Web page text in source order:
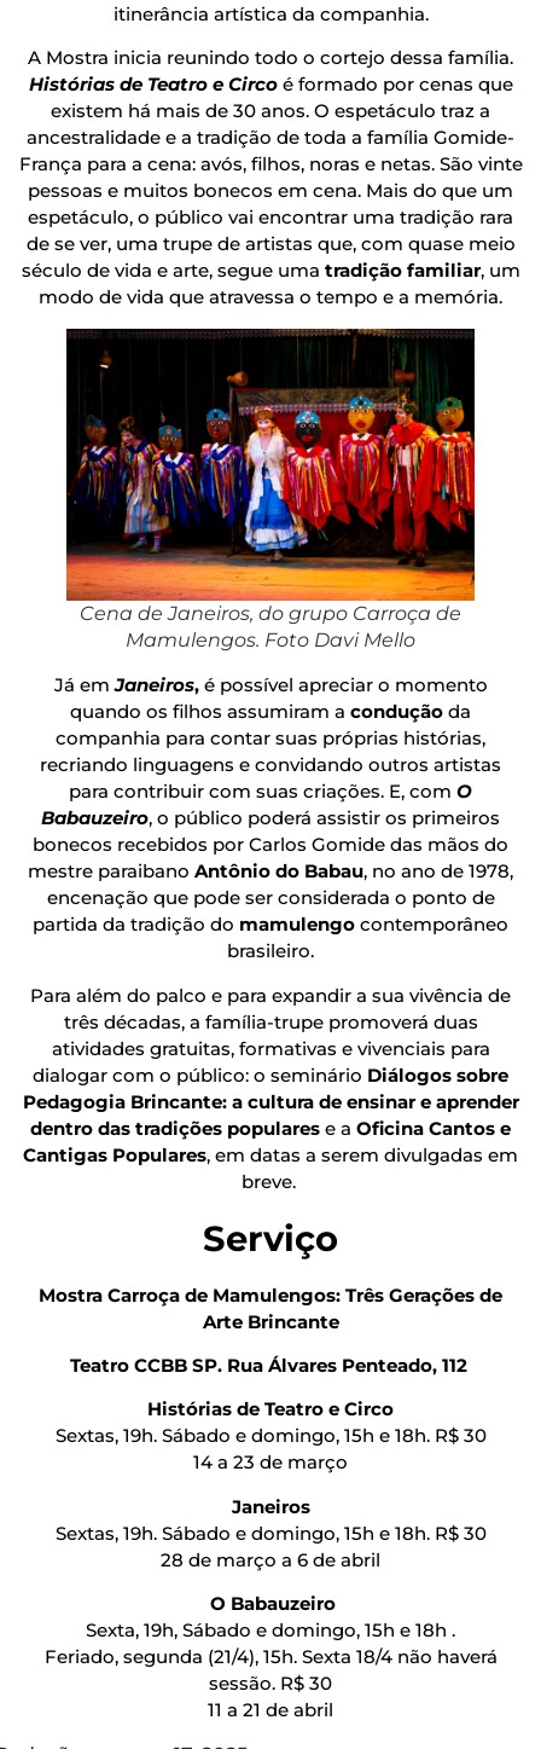
itinerância artística da companhia.
A Mostra inicia reunindo todo o cortejo dessa família.
Histórias de Teatro e Circo é formado por cenas que
existem há mais de 30 anos. O espetáculo traz a
ancestralidade e a tradição de toda a família Gomide-
França para a cena: avós, filhos, noras e netas. São vinte
pessoas e muitos bonecos em cena. Mais do que um
espetáculo, o público vai encontrar uma tradição rara
de se ver, uma trupe de artistas que, com quase meio
século de vida e arte, segue uma tradição familiar, um
modo de vida que atravessa o tempo e a memória.
Cena de Janeiros, do grupo Carroça de
Mamulengos. Foto Davi Mello
Já emJaneiros, é possível apreciar o momento
quando os filhos assumiram a condução da
companhia para contar suas próprias histórias,
recriando linguagens e convidando outros artistas
para contribuir com suas criações. E, com O
Babauzeiro, o público poderá assistir os primeiros
bonecos recebidos por Carlos Gomide das mãos do
mestre paraibano Antônio do Babau, no ano de 1978,
encenação que pode ser considerada o ponto de
partida da tradição do mamulengo contemporâneo
brasileiro.
Para além do palco e para expandir a sua vivência de
três décadas, a família-trupe promoverá duas
atividades gratuitas, formativas e vivenciais para
dialogar com o público: o seminário Diálogos sobre
Pedagogia Brincante: a cultura de ensinar e aprender
dentro das tradições populares e a Oficina Cantos e
Cantigas Populares, em datas a serem divulgadas em
breve.
Serviço
Mostra Carroça de Mamulengos: Três Gerações de
Arte Brincante
Teatro CCBB SP. Rua Álvares Penteado, 112
Histórias de Teatro e Circo
Sextas, 19h. Sábado e domingo, 15h e 18h. R$ 30
14 a 23 de março
Janeiros
Sextas, 19h. Sábado e domingo, 15h e 18h. R$ 30
28 de março a 6 de abril
O Babauzeiro
Sexta, 19h, Sábado e domingo, 15h e 18h .
Feriado, segunda (21/4), 15h. Sexta 18/4 não haverá
sessão. R$ 30
11 a 21 de abril